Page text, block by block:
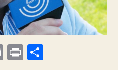
E Pr